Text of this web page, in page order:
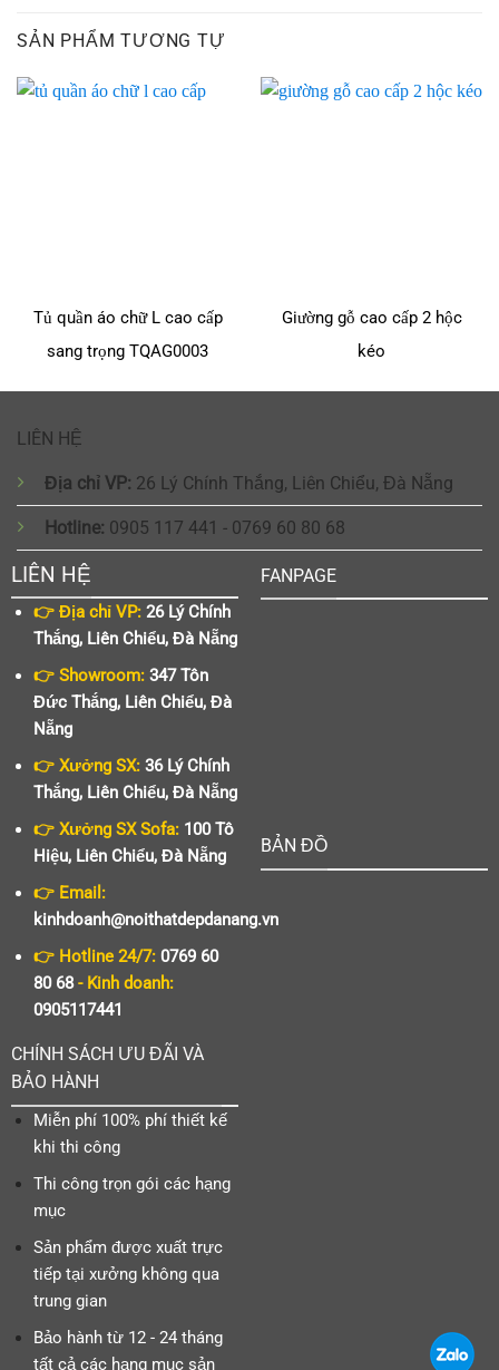
SẢN PHẨM TƯƠNG TỰ
Tủ quần áo chữ L cao cấp
sang trọng TQAG0003
Giường gỗ cao cấp 2 hộc
kéo
LIÊN HỆ
Địa chỉ VP: 26 Lý Chính Thắng, Liên Chiểu, Đà Nẵng
Hotline: 0905 117 441 - 0769 60 80 68
LIÊN HỆ
👉 Địa chỉ VP:26 Lý Chính
Thắng, Liên Chiểu, Đà Nẵng
👉 Showroom:347 Tôn
Đức Thắng, Liên Chiểu, Đà
Nẵng
👉 Xưởng SX:36 Lý Chính
Thắng, Liên Chiểu, Đà Nẵng
👉 Xưởng SX Sofa:100 Tô
Hiệu, Liên Chiểu, Đà Nẵng
👉 Email:
kinhdoanh@noithatdepdanang.vn
👉 Hotline 24/7:0769 60
80 68- Kinh doanh:
0905117441
CHÍNH SÁCH ƯU ĐÃI VÀ
BẢO HÀNH
Miễn phí 100% phí thiết kế
khi thi công
Thi công trọn gói các hạng
mục
Sản phẩm được xuất trực
tiếp tại xưởng không qua
trung gian
Bảo hành từ 12 - 24 tháng
tất cả các hạng mục sản
FANPAGE
BẢN ĐỒ